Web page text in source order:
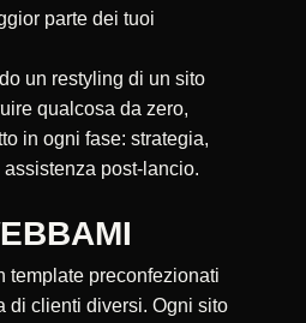
parte dei tuoi
un restyling di un sito
qualcosa da zero,
in ogni fase: strategia,
post-lancio.
template preconfezionati
di clienti diversi. Ogni sito